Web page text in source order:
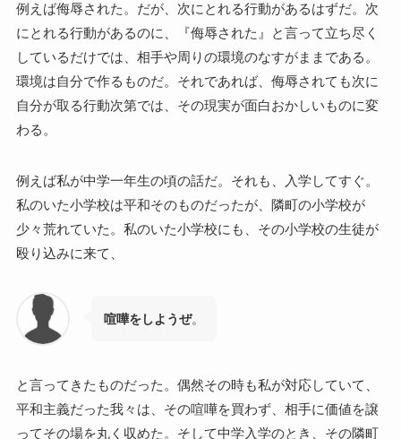
例えば侮辱された。だが、次にとれる行動があるはずだ。次
にとれる行動があるのに、『侮辱された』と言って立ち尽く
しているだけでは、相手や周りの環境のなすがままである。
環境は自分で作るものだ。それであれば、侮辱されても次に
自分が取る行動次第では、その現実が面白おかしいものに変
わる。
例えば私が中学一年生の頃の話だ。それも、入学してすぐ。
私のいた小学校は平和そのものだったが、隣町の小学校が
少々荒れていた。私のいた小学校にも、その小学校の生徒が
殴り込みに来て、
喧嘩をしようぜ。
と言ってきたものだった。偶然その時も私が対応していて、
平和主義だった我々は、その喧嘩を買わず、相手に価値を譲
ってその場を丸く収めた。そして中学入学のとき、その隣町